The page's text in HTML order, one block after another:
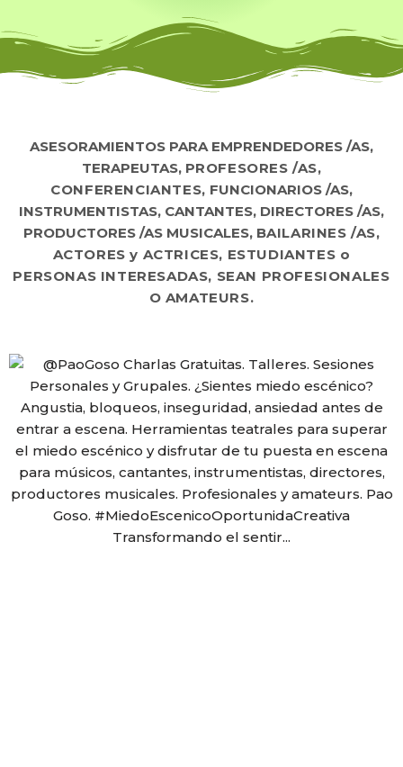
ASESORAMIENTOS PARA EMPRENDEDORES /AS,
TERAPEUTAS, PROFESORES /AS,
CONFERENCIANTES, FUNCIONARIOS /AS,
INSTRUMENTISTAS, CANTANTES, DIRECTORES /AS,
PRODUCTORES /AS MUSICALES, BAILARINES /AS,
ACTORES y ACTRICES, ESTUDIANTES o
PERSONAS INTERESADAS, SEAN PROFESIONALES
O AMATEURS.